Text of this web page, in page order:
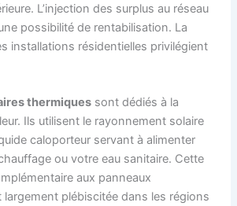
L’injection des surplus au réseau
possibilité de rentabilisation. La
installations résidentielles privilégient
thermiques sont dédiés à la
Ils utilisent le rayonnement solaire
caloporteur servant à alimenter
ou votre eau sanitaire. Cette
aux panneaux
plébiscitée dans les régions